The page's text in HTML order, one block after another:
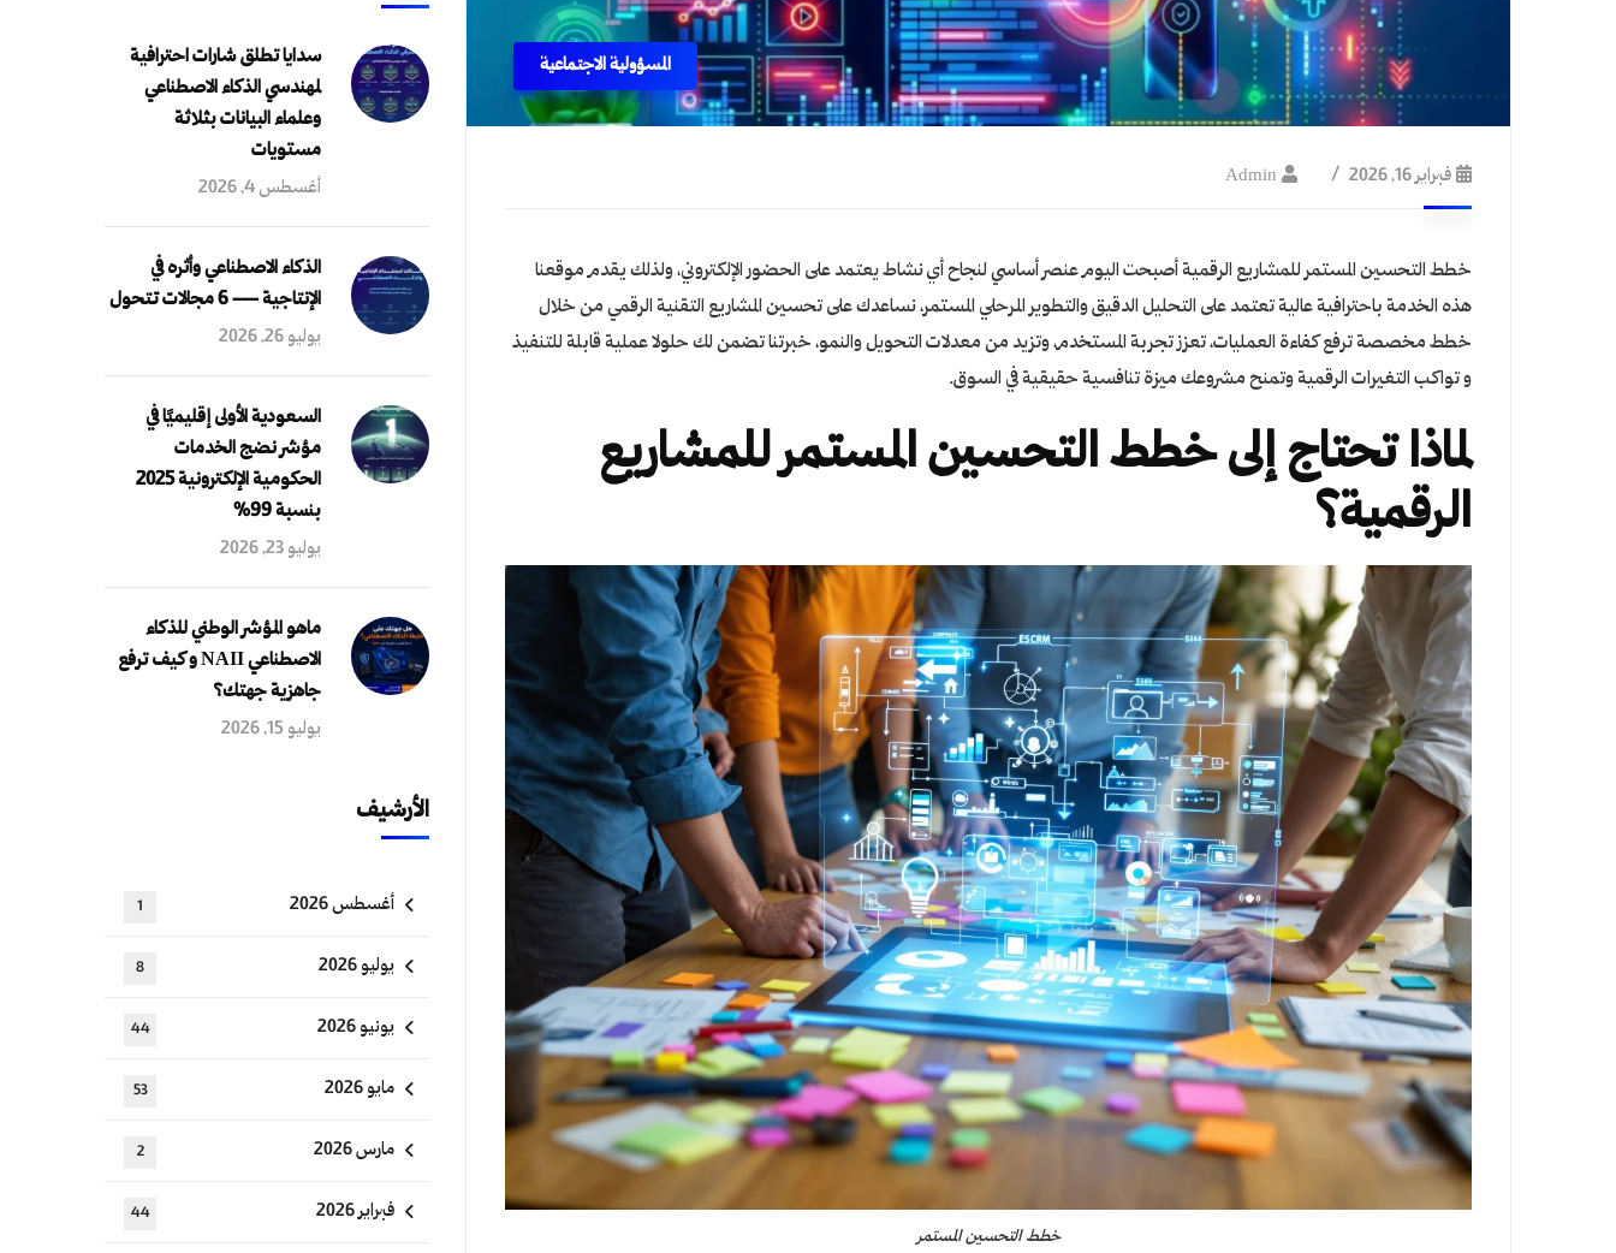
المسؤولية الاجتماعية
فبراير 16, 2026 Admin
خطط التحسينالمستمر للمشاريع الرقمية أصبحت اليوم عنصر أساسي لنجاح أي نشاط يعتمد على الحضور الإلكتروني، ولذلك يقدم موقعنا
هذه الخدمة باحترافية عالية تعتمد على التحليل الدقيق والتطوير المرحلي المستمر، نساعدك على تحسين المشاريع التقنية الرقمي من خلال
خطط مخصصة ترفع كفاءة العمليات، تعزز تجربة المستخدم، وتزيد من معدلات التحويل والنمو، خبرتنا تضمن لك حلولا عملية قابلة للتنفيذ
و تواكب التغيرات الرقمية وتمنح مشروعك ميزة تنافسية حقيقية في السوق.
لماذا تحتاج إلى خطط التحسين المستمر للمشاريع
الرقمية؟
خطط التحسين المستمر
سدايا تطلق شارات احترافية
لمهندسي الذكاء الاصطناعي
وعلماء البيانات بثلاثة
مستويات
أغسطس 4, 2026
الذكاء الاصطناعي وأثره في
الإنتاجية — 6 مجالات تتحول
يوليو 26, 2026
السعودية الأولى إقليميًا في
مؤشر نضج الخدمات
الحكومية الإلكترونية 2025
بنسبة 99%
يوليو 23, 2026
ماهو المؤشر الوطني للذكاء
الاصطناعي NAII و كيف ترفع
جاهزية جهتك؟
يوليو 15, 2026
الأرشيف
أغسطس 2026 1
يوليو 2026 8
يونيو 2026 44
مايو 2026 53
مارس 2026 2
فبراير 2026 44